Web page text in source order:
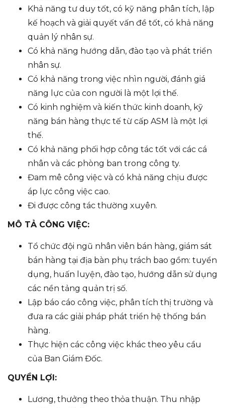
Khả năng tư duy tốt, có kỹ năng phân tích, lập
kế hoạch và giải quyết vấn đề tốt, có khả năng
quản lý nhân sự.
Có khả năng hướng dẫn, đào tạo và phát triển
nhân sự.
Có khả năng trong việc nhìn người, đánh giá
năng lực của con người là một lợi thế.
Có kinh nghiệm và kiến thức kinh doanh, kỹ
năng bán hàng thực tế từ cấp ASM là một lợi
thế.
Có khả năng phối hợp công tác tốt với các cá
nhân và các phòng ban trong công ty.
Đam mê công việc và có khả năng chịu được
áp lực công việc cao.
Đi được công tác thường xuyên.
MÔ TẢ CÔNG VIỆC:
Tổ chức đội ngũ nhân viên bán hàng, giám sát
bán hàng tại địa bàn phụ trách bao gồm: tuyển
dụng, huấn luyện, đào tạo, hướng dẫn sử dụng
các nền tảng quản trị số.
Lập báo cáo công việc, phân tích thị trường và
đưa ra các giải pháp phát triển hệ thống bán
hàng.
Thực hiện các công việc khác theo yêu cầu
của Ban Giám Đốc.
QUYỀN LỢI:
Lương, thưởng theo thỏa thuận. Thu nhập